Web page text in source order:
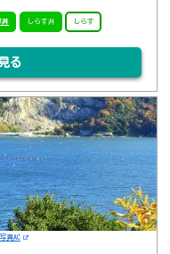
丼 しらす丼 しらす
る
真AC